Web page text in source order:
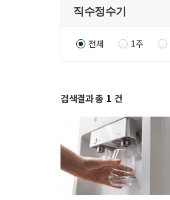
전체 1주
검색결과 총 1 건